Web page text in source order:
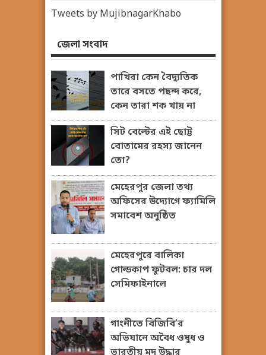
Tweets by MujibnagarKhabo
জেলা সংবাদ
পাখিরা কেন বৈদ্যুতিক
তারে বসতে পছন্দ করে,
কেন তারা শক খায় না
সিট বেল্টের এই ছোট্ট
বোতামের রহস্য জানেন
তো?
মেহেরপুর জেলা তথ্য
অফিসের উদ্যোগে ফ্যামিলি
সমাবেশ অনুষ্ঠিত
মেহেরপুরে বালিকা
গোল্ডকাপ ফুটবল: চার দল
সেমিফাইনালে
গাংনীতে বিজিবি’র
অভিযানে অবৈধ ওষুধ ও